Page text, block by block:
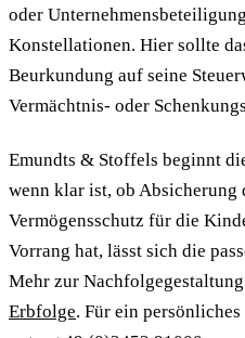
oder
Konstellationen. Hier sollte
Beurkundung auf seine
Vermächtnis- oder
Emundts & Stoffels beginnt
wenn klar ist, ob Absicherung
Vermögensschutz für die
Vorrang hat, lässt sich die
Mehr zur
Erbfolge. Für ein